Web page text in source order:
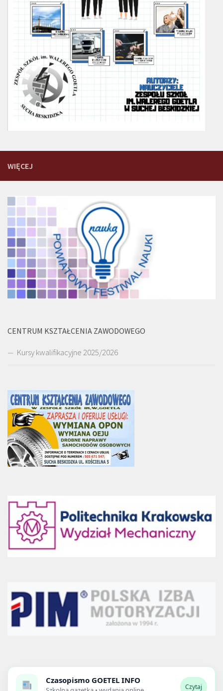
WIĘCEJ
CENTRUM KSZTAŁCENIA ZAWODOWEGO
Kursy kwalifikacyjne 2025/2026
Czasopismo GOETEL INFO
Czytaj